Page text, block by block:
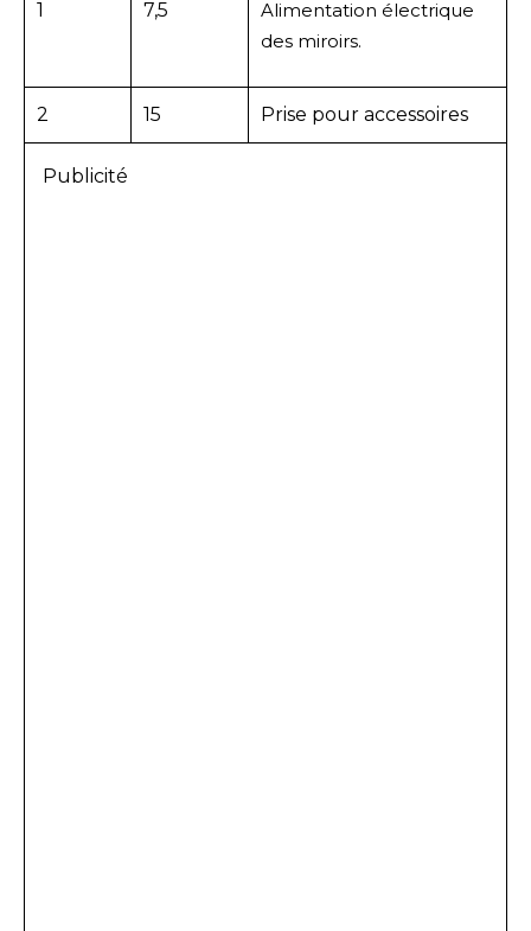
1 7,5
Alimentation électrique
des miroirs.
2 15 Prise pour accessoires
Publicité